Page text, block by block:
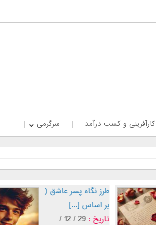
کارآفرینی و کسب درآمد سرگرمی
طرز نگاه پسر عاشق (
بر اساس [...]
تاریخ :
29 / 12 /